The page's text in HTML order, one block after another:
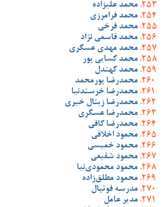
محمد علیزاده
محمد فرامرزی
محمد فرخی
محمد قاسمی نژاد
محمد مهدی عسگری
محمد کسایی پور
محمد کهندل
محمدرضا پورمحمد
محمدرضا خرسندنیا
محمدرضا زینال خیری
محمدرضا عسگری
محمدرضا کافی
محمود اخلاقی
محمود خمیسی
محمود شفیعی
محمود محمودی‌نیا
محمود مطلق‌زاده
مدرسه فوتبال
مدیر عامل